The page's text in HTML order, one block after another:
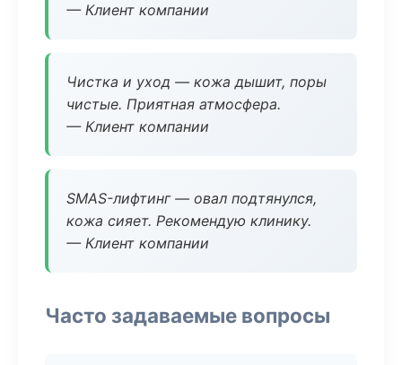
— Клиент компании
Чистка и уход — кожа дышит, поры
чистые. Приятная атмосфера.
— Клиент компании
SMAS-лифтинг — овал подтянулся,
кожа сияет. Рекомендую клинику.
— Клиент компании
Часто задаваемые вопросы